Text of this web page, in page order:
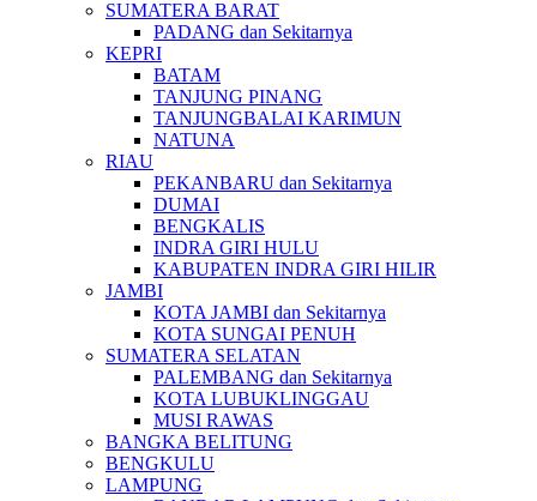
SUMATERA BARAT
PADANG dan Sekitarnya
KEPRI
BATAM
TANJUNG PINANG
TANJUNGBALAI KARIMUN
NATUNA
RIAU
PEKANBARU dan Sekitarnya
DUMAI
BENGKALIS
INDRA GIRI HULU
KABUPATEN INDRA GIRI HILIR
JAMBI
KOTA JAMBI dan Sekitarnya
KOTA SUNGAI PENUH
SUMATERA SELATAN
PALEMBANG dan Sekitarnya
KOTA LUBUKLINGGAU
MUSI RAWAS
BANGKA BELITUNG
BENGKULU
LAMPUNG